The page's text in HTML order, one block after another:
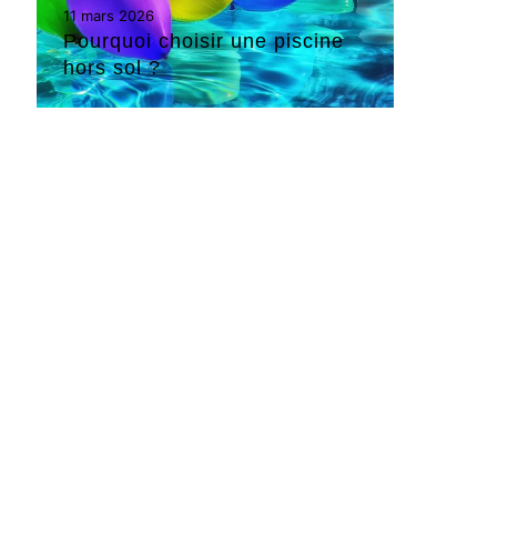
11 mars 2026
Pourquoi choisir une piscine
hors sol ?